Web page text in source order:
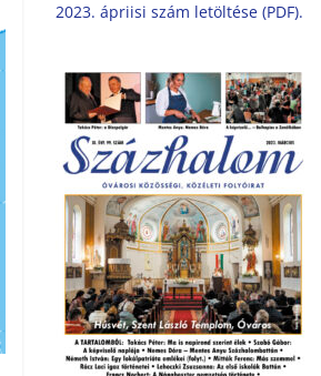
2023. ápriisi szám letöltése (PDF).